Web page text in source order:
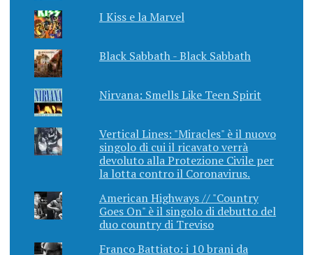
I Kiss e la Marvel
Black Sabbath - Black Sabbath
Nirvana: Smells Like Teen Spirit
Vertical Lines: "Miracles" è il nuovo
singolo di cui il ricavato verrà
devoluto alla Protezione Civile per
la lotta contro il Coronavirus.
American Highways // "Country
Goes On" è il singolo di debutto del
duo country di Treviso
Franco Battiato: i 10 brani da